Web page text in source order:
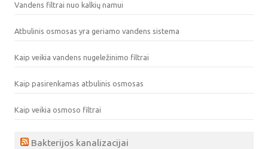
Vandens filtrai nuo kalkių namui
Atbulinis osmosas yra geriamo vandens sistema
Kaip veikia vandens nugeležinimo filtrai
Kaip pasirenkamas atbulinis osmosas
Kaip veikia osmoso filtrai
Bakterijos kanalizacijai